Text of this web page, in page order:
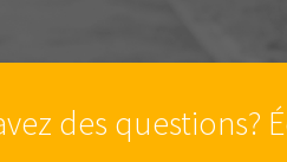
des questions?